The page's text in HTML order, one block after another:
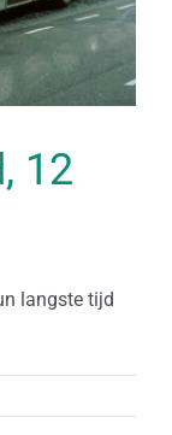
12
langste tijd